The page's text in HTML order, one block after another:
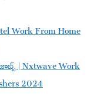
Work From Home
| Nxtwave Work
2024